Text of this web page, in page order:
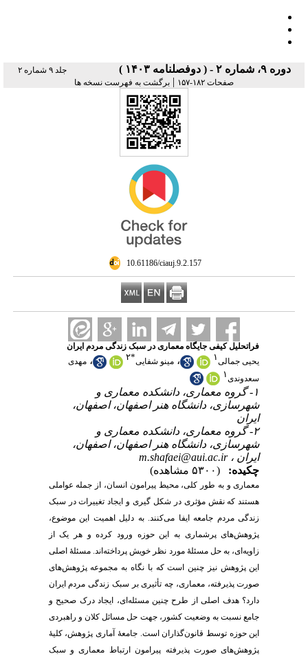
دوره ۹، شماره ۲ - ( دوفصلنامه ۱۴۰۳ )
جلد ۹ شماره ۲
صفحات ۱۸۲-۱۵۷
| برگشت به فهرست نسخه ها
‎ 10.61186/ciauj.9.2.157
فراتحلیل کیفی جایگاه معماری در سبک زندگی مردم ایران
یحیی جمالی۱ ، مینو شفایی*۲ ، مهدی
سعدوندی۱
۱- گروه معماری، دانشکده معماری و
شهرسازی، دانشگاه هنر اصفهان، اصفهان،
ایران
۲- گروه معماری، دانشکده معماری و
شهرسازی، دانشگاه هنر اصفهان، اصفهان،
ایران ،m.shafaei@aui.ac.ir
چکیده:
(۵۳۰۰ مشاهده)
معماری و به طور کلی، محیط پیرامون انسان، از جمله عواملی
هستند که نقش مؤثری در شکل گیری و ایجاد تغییرات در سبک
زندگی مردم جامعه ایفا می‌کنند. به دلیل اهمیت این موضوع،
پژوهش‌های پرشماری به این حوزه ورود کرده و هر یک از
زاویه‌ای، به حل مسئلۀ مورد نظر خویش پرداخته‌اند. مسئلۀ اصلی
این پژوهش نیز چنین است که با نگاه به مجموعه پژوهش‌های
صورت پذیرفته، معماری، چه تأثیری بر سبک زندگی مردم ایران
دارد؟ هدف اصلی از طرح چنین مسئله‌ای، ایجاد درک صحیح و
جامع نسبت به وضعیت کشور، جهت حل مسائل کلان و راهبردی
این حوزه توسط قانون‌گذاران است. جامعۀ آماری پژوهش، کلیۀ
پژوهش‌های صورت پذیرفته پیرامون ارتباط معماری و سبک